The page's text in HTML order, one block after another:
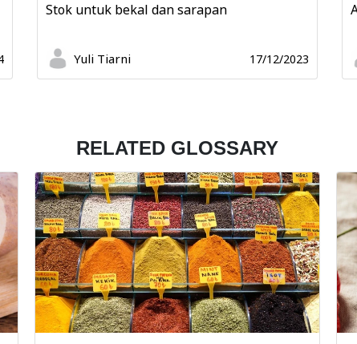
Stok untuk bekal dan sarapan
Yuli Tiarni 17/12/2023
RELATED GLOSSARY